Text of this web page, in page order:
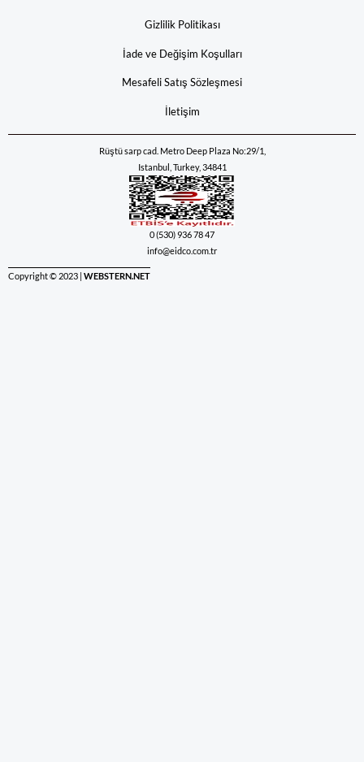
Gizlilik Politikası
İade ve Değişim Koşulları
Mesafeli Satış Sözleşmesi
İletişim
Rüştü sarp cad. Metro Deep Plaza No:29/1,
Istanbul, Turkey, 34841
0 (530) 936 78 47
info@eidco.com.tr
Copyright © 2023 | WEBSTERN.NET